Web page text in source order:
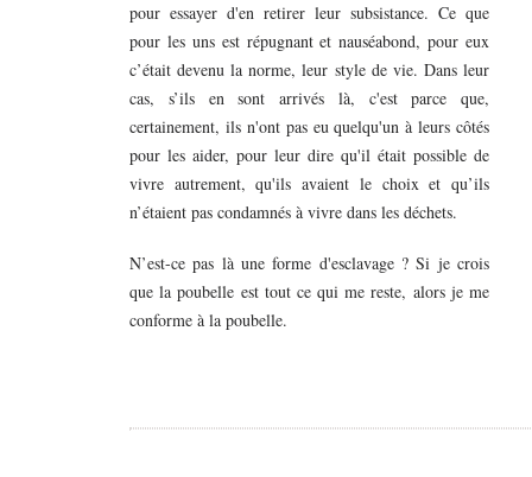
pour essayer d'en retirer leur subsistance. Ce que
pour les uns est répugnant et nauséabond, pour eux
c’était devenu la norme, leur style de vie. Dans leur
cas, s’ils en sont arrivés là, c'est parce que,
certainement, ils n'ont pas eu quelqu'un à leurs côtés
pour les aider, pour leur dire qu'il était possible de
vivre autrement, qu'ils avaient le choix et qu’ils
n’étaient pas condamnés à vivre dans les déchets.
N’est-ce pas là une forme d'esclavage ? Si je crois
que la poubelle est tout ce qui me reste, alors je me
conforme à la poubelle.